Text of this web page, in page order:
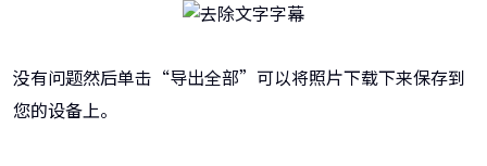
没有问题然后单击“导出全部”可以将照片下载下来保存到
您的设备上。